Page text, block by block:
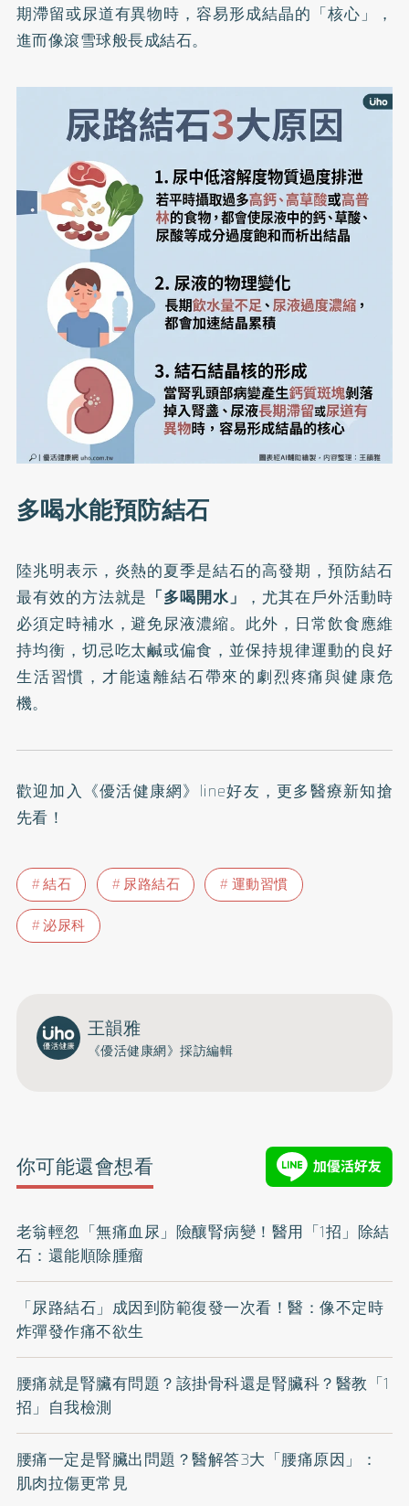
期滯留或尿道有異物時，容易形成結晶的「核心」，
進而像滾雪球般長成結石。
多喝水能預防結石
陸兆明表示，炎熱的夏季是結石的高發期，預防結石
最有效的方法就是 「多喝開水」
，尤其在戶外活動時
必須定時補水，避免尿液濃縮。此外，日常飲食應維
持均衡，切忌吃太鹹或偏食，並保持規律運動的良好
生活習慣，才能遠離結石帶來的劇烈疼痛與健康危
機。
歡迎加入 《優活健康網》line好友 ，更多醫療新知搶
先看！
結石 尿路結石
運動習慣
泌尿科
王韻雅
《優活健康網》採訪編輯
你可能還會想看
老翁輕忽「無痛血尿」險釀腎病變！醫用「1招」除結
石：還能順除腫瘤
「尿路結石」成因到防範復發一次看！醫：像不定時
炸彈發作痛不欲生
腰痛就是腎臟有問題？該掛骨科還是腎臟科？醫教「1
招」自我檢測
腰痛一定是腎臟出問題？醫解答3大「腰痛原因」：
肌肉拉傷更常見